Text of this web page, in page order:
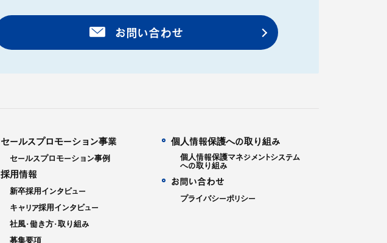
お問い合わせ
セールスプロモーション事業
セールスプロモーション事例
採用情報
新卒採用インタビュー
キャリア採用インタビュー
社風・働き方・取り組み
募集要項
個人情報保護への取り組み
個人情報保護マネジメントシステム
への取り組み
お問い合わせ
プライバシーポリシー